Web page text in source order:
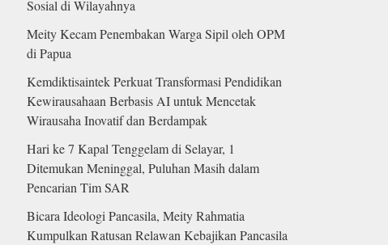
Sosial di Wilayahnya
Meity Kecam Penembakan Warga Sipil oleh OPM
di Papua
Kemdiktisaintek Perkuat Transformasi Pendidikan
Kewirausahaan Berbasis AI untuk Mencetak
Wirausaha Inovatif dan Berdampak
Hari ke 7 Kapal Tenggelam di Selayar, 1
Ditemukan Meninggal, Puluhan Masih dalam
Pencarian Tim SAR
Bicara Ideologi Pancasila, Meity Rahmatia
Kumpulkan Ratusan Relawan Kebajikan Pancasila